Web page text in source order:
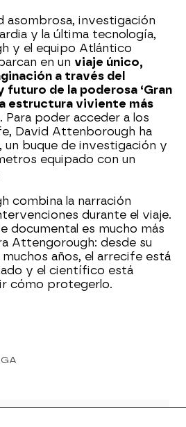
asombrosa, investigación
y la última tecnología,
y el equipo Atlántico
en un viaje único,
a través del
futuro de la poderosa ‘Gran
estructura viviente más
. Para poder acceder a los
David Attenborough ha
un buque de investigación y
equipado con un
combina la narración
durante el viaje.
documental es mucho más
Attengorough: desde su
años, el arrecife está
y el científico está
cómo protegerlo.